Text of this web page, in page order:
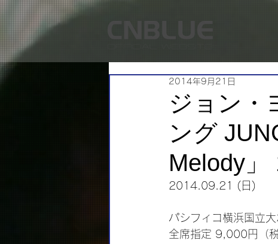
ジョン・
ング
Melody」
2014年9月21日
2014.09.21 (日)
パシフィコ横浜国立
全席指定 9,000円（税